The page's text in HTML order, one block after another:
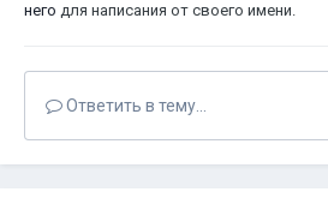
него для написания от своего имени.
Ответить в тему...